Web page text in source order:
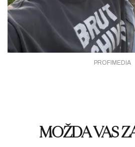
PROFIMEDIA
MOŽDA VAS